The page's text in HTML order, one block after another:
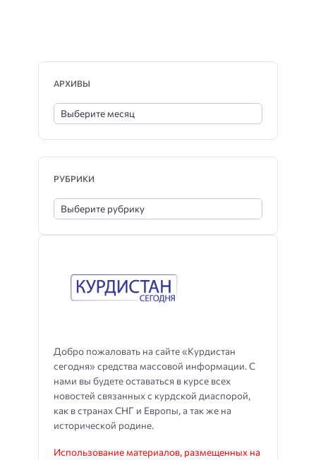
Добро пожаловать на сайте «Курдистан
сегодня» средства массовой информации. С
нами вы будете оставаться в курсе всех
новостей связанных с курдской диаспорой,
как в странах СНГ и Европы, а так же на
исторической родине.
Использование материалов, размещенных на
АРХИВЫ
РУБРИКИ